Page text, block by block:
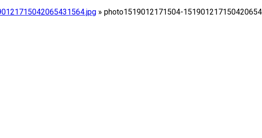
» photo1519012171504-